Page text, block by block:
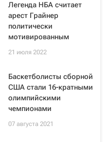
Легенда НБА считает
арест Грайнер
политически
мотивированным
21 июля 2022
Баскетболисты сборной
США стали 16-кратными
олимпийскими
чемпионами
07 августа 2021